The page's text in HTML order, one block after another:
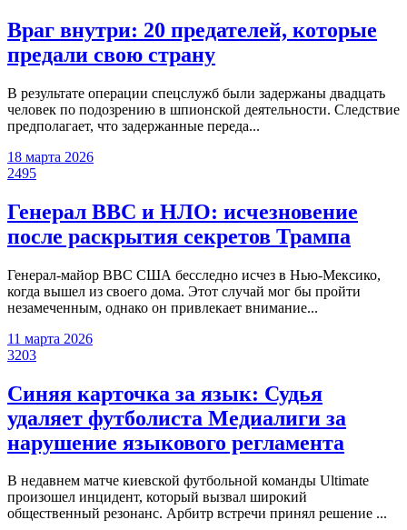
Враг внутри: 20 предателей, которые
предали свою страну
В результате операции спецслужб были задержаны двадцать
человек по подозрению в шпионской деятельности. Следствие
предполагает, что задержанные переда...
18 марта 2026
2495
Генерал ВВС и НЛО: исчезновение
после раскрытия секретов Трампа
Генерал-майор ВВС США бесследно исчез в Нью-Мексико,
когда вышел из своего дома. Этот случай мог бы пройти
незамеченным, однако он привлекает внимание...
11 марта 2026
3203
Синяя карточка за язык: Судья
удаляет футболиста Медиалиги за
нарушение языкового регламента
В недавнем матче киевской футбольной команды Ultimate
произошел инцидент, который вызвал широкий
общественный резонанс. Арбитр встречи принял решение ...